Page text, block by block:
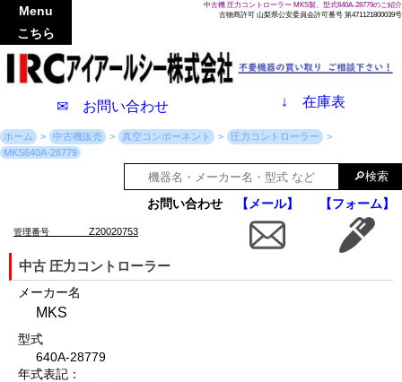
中古機 圧力コントローラー MKS製、型式640A-28779のご紹介
古物商許可 山梨県公安委員会許可番号 第471121800039号
✉ お問い合わせ ↓ 在庫表
Menu
こちら
ホーム 中古機販売 真空コンポーネント
圧力コントローラー
MKS640A-28779
お問い合わせ 【メール】 【フォーム】
管理番号 Z20020753
中古 圧力コントローラー
メーカー名
MKS
型式
640A-28779
年式表記：